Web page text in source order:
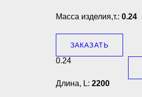
Масса изделия,т.: 0.24
ЗАКАЗАТЬ
0.24
Длина, L: 2200